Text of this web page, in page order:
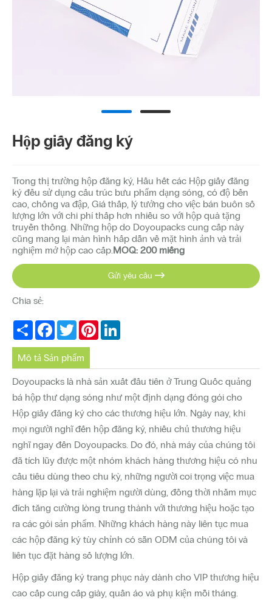
Hộp giấy đăng ký
Trong thị trường hộp đăng ký, Hầu hết các Hộp giấy đăng
ký đều sử dụng cấu trúc bưu phẩm dạng sóng, có độ bền
cao, chống va đập, Giá thấp, lý tưởng cho việc bán buôn số
lượng lớn với chi phí thấp hơn nhiều so với hộp quà tặng
truyền thống. Những hộp do Doyoupacks cung cấp này
cũng mang lại màn hình hấp dẫn về mặt hình ảnh và trải
nghiệm mở hộp cao cấp.MOQ: 200 miếng
Gửi yêu cầu 
Chia sẻ:
Share Facebook
TwitterPinterest
Mô tả Sản phẩm
Doyoupacks là nhà sản xuất đầu tiên ở Trung Quốc quảng
bá hộp thư dạng sóng như một định dạng đóng gói cho
Hộp giấy đăng ký cho các thương hiệu lớn. Ngày nay, khi
mọi người nghĩ đến hộp đăng ký, nhiều chủ thương hiệu
nghĩ ngay đến Doyoupacks. Do đó, nhà máy của chúng tôi
đã tích lũy được một nhóm khách hàng thương hiệu có nhu
cầu tiêu dùng theo chu kỳ, những người coi trọng việc mua
hàng lặp lại và trải nghiệm người dùng, đồng thời nhằm mục
đích tăng cường lòng trung thành với thương hiệu hoặc tạo
ra các gói sản phẩm. Những khách hàng này liên tục mua
các hộp đăng ký tùy chỉnh có sẵn ODM của chúng tôi và
liên tục đặt hàng số lượng lớn.
Hộp giấy đăng ký trang phục này dành cho VIP thương hiệu
cao cấp cung cấp giày, quần áo và phụ kiện mỗi tháng.